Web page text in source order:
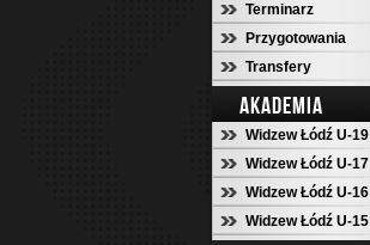
Terminarz
Przygotowania
Transfery
AKADEMIA
Widzew Łódź U-19
Widzew Łódź U-17
Widzew Łódź U-16
Widzew Łódź U-15